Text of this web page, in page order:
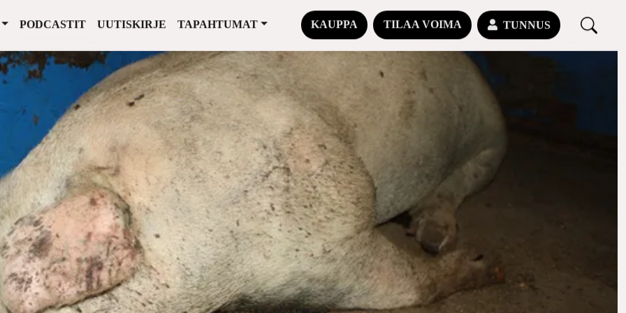
PODCASTIT UUTISKIRJE TAPAHTUMAT KAUPPA TILAA VOIMA TUNNUS